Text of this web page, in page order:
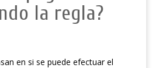
la regla?
en si se puede efectuar el